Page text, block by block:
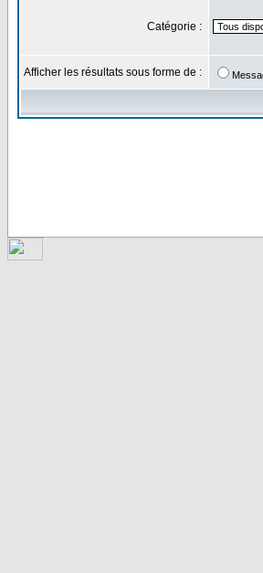
Catégorie :
Afficher les résultats sous forme de :